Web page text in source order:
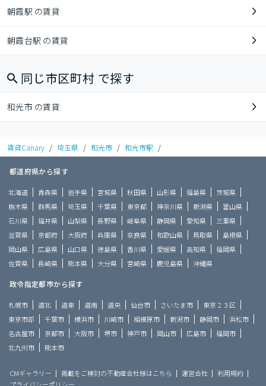
朝霞駅 の賃貸
朝霞台駅 の賃貸
同じ市区町村 で探す
和光市 の賃貸
賃貸Canary / 埼玉県 / 和光市 / 和光市駅 /
都道府県から探す
北海道 青森県 岩手県 宮城県 秋田県 山形県 福島県
茨城県
栃木県
群馬県 埼玉県 千葉県 東京都 神奈川県 新潟県
富山県
石川県
福井県 山梨県 長野県 岐阜県 静岡県 愛知県
三重県
滋賀県
京都府 大阪府 兵庫県 奈良県 和歌山県 鳥取県
島根県
岡山県
広島県 山口県 徳島県 香川県 愛媛県 高知県
福岡県
佐賀県
長崎県 熊本県 大分県 宮崎県 鹿児島県 沖縄県
政令指定都市から探す
札幌市 道北 道東 道南 道央 仙台市 さいたま市
東京２３区
東京市部
千葉市 横浜市 川崎市 相模原市 新潟市 静岡市
浜松市
名古屋市
京都市 大阪市 堺市 神戸市 岡山市 広島市
福岡市
北九州市
熊本市
CMギャラリー 掲載をご検討の不動産会社様はこちら 運営会社
利用規約